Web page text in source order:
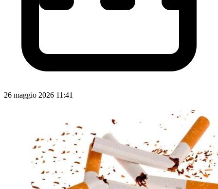
26 maggio 2026 11:41